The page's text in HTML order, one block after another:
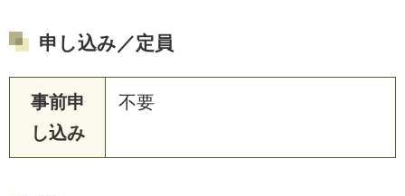
申し込み／定員
事前申
し込み
不要